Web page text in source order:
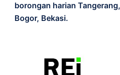
borongan harian
Bogor, Bekasi.